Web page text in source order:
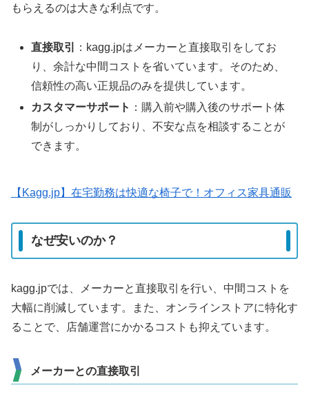
もらえるのは大きな利点です。
直接取引
：kagg.jpはメーカーと直接取引をしてお
り、余計な中間コストを省いています。そのため、
信頼性の高い正規品のみを提供しています。
カスタマーサポート ：購入前や購入後のサポート体
制がしっかりしており、不安な点を相談することが
できます。
【Kagg.jp】在宅勤務は快適な椅子で！オフィス家具通販
なぜ安いのか？
kagg.jpでは、メーカーと直接取引を行い、中間コストを
大幅に削減しています。また、オンラインストアに特化す
ることで、店舗運営にかかるコストも抑えています。
メーカーとの直接取引